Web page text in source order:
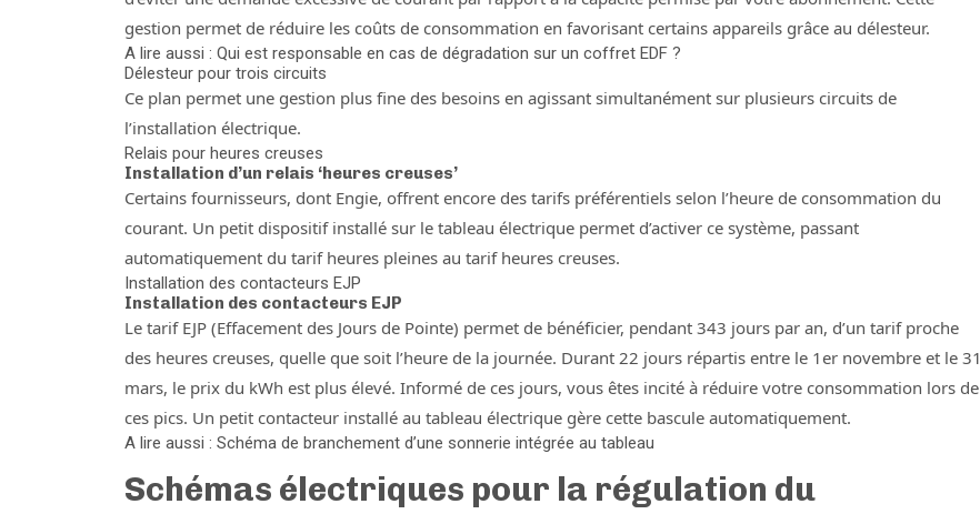
gestion permet de réduire les coûts de consommation en favorisant certains appareils grâce au délesteur.
A lire aussi : Qui est responsable en cas de dégradation sur un coffret EDF ?
Délesteur pour trois circuits
Ce plan permet une gestion plus fine des besoins en agissant simultanément sur plusieurs circuits de
l’installation électrique.
Relais pour heures creuses
Installation d’un relais ‘heures creuses’
Certains fournisseurs, dont Engie, offrent encore des tarifs préférentiels selon l’heure de consommation du
courant. Un petit dispositif installé sur le tableau électrique permet d’activer ce système, passant
automatiquement du tarif heures pleines au tarif heures creuses.
Installation des contacteurs EJP
Installation des contacteurs EJP
Le tarif EJP (Effacement des Jours de Pointe) permet de bénéficier, pendant 343 jours par an, d’un tarif proche
des heures creuses, quelle que soit l’heure de la journée. Durant 22 jours répartis entre le 1er novembre et le 31
mars, le prix du kWh est plus élevé. Informé de ces jours, vous êtes incité à réduire votre consommation lors de
ces pics. Un petit contacteur installé au tableau électrique gère cette bascule automatiquement.
A lire aussi : Schéma de branchement d’une sonnerie intégrée au tableau
Schémas électriques pour la régulation du